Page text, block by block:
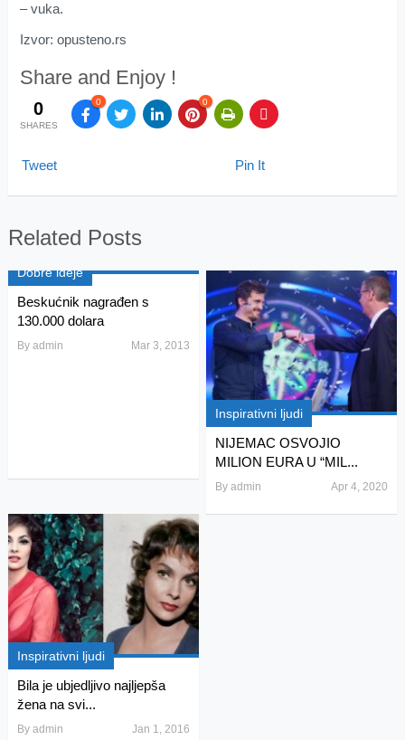
– vuka.
Izvor: opusteno.rs
Share and Enjoy !
0
SHARES
0 0
Tweet Pin It
Related Posts
Dobre ideje
Beskućnik nagrađen s
130.000 dolara
By admin Mar 3, 2013
Inspirativni ljudi
NIJEMAC OSVOJIO
MILION EURA U “MIL...
Byadmin Apr 4, 2020
Inspirativni ljudi
Bila je ubjedljivo najljepša
žena na svi...
By admin Jan 1, 2016